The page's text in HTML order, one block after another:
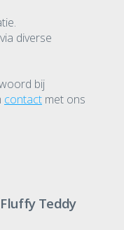
diverse
bij
contact met ons
Teddy